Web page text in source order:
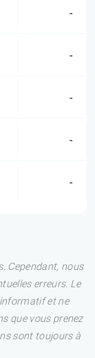
-
-
-
-
-
Cependant, nous
erreurs. Le
et ne
que vous prenez
sont toujours à